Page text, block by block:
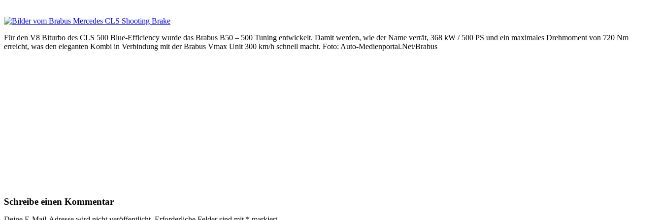
Für den V8 Biturbo des CLS 500 Blue-Efficiency wurde das Brabus B50 – 500 Tuning entwickelt. Damit werden, wie der Name verrät, 368 kW / 500 PS und ein maximales Drehmoment von 720 Nm
erreicht, was den eleganten Kombi in Verbindung mit der Brabus Vmax Unit 300 km/h schnell macht. Foto: Auto-Medienportal.Net/Brabus
Schreibe einen Kommentar